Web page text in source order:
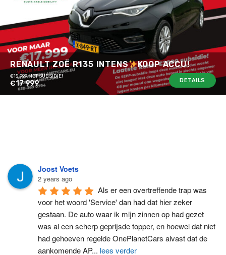
RENAULT ZOË R135 INTENS KOOP ACCU!
€15.999 MET SUBSIDIE!
€17 999 DETAILS
Joost Voets
2 years ago
Als er een overtreffende trap was
voor het woord 'Service' dan had dat hier zeker
gestaan. De auto waar ik mijn zinnen op had gezet
was al een scherp geprijsde topper, en hoewel dat niet
had gehoeven regelde OnePlanetCars alvast dat de
aankomende AP... lees verder